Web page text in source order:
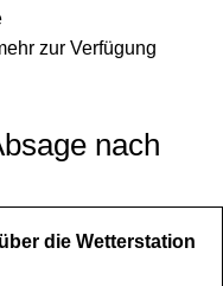
zur Verfügung
nach
die Wetterstation